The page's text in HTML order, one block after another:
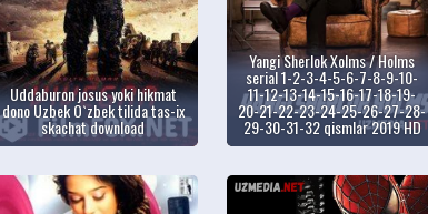
Uddaburon josus yoki hikmat
dono Uzbek O`zbek tilida tas-ix
skachat download
Yangi Sherlok Xolms / Holms
serial 1-2-3-4-5-6-7-8-9-10-
11-12-13-14-15-16-17-18-19-
20-21-22-23-24-25-26-27-28-
29-30-31-32 qismlar 2019 HD